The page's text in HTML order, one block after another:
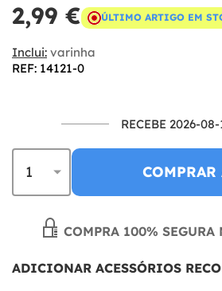
2,99 € ÚLTIMO ARTIGO EM
Inclui: varinha
REF: 14121-0
RECEBE 2026-08-
COMPRAR
COMPRA 100%
ADICIONAR ACESSÓRIOS